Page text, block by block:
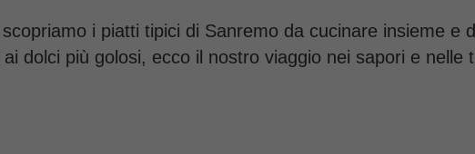
i piatti tipici di Sanremo da cucinare insieme e
dolci più golosi, ecco il nostro viaggio nei sapori e nelle